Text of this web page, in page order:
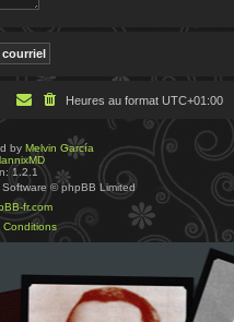
Heures au format UTC+01:00
by Melvin García
1.2.1
© phpBB Limited
fr.com
Conditions